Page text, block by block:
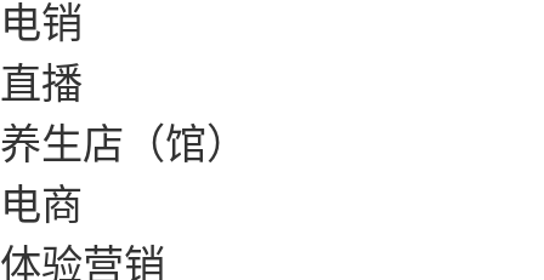
电销
直播
养生店（馆）
电商
体验营销